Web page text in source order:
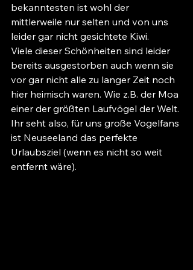
bekanntesten ist wohl der
mittlerweile nur selten und von uns
leider gar nicht gesichtete Kiwi.
Viele dieser Schönheiten sind leider
bereits ausgestorben auch wenn sie
vor gar nicht alle zu langer Zeit noch
hier heimisch waren. Wie z.B. der Moa
einer der größten Laufvögel der Welt.
Ihr seht also, für uns große Vogelfans
ist Neuseeland das perfekte
Urlaubsziel (wenn es nicht so weit
entfernt wäre).